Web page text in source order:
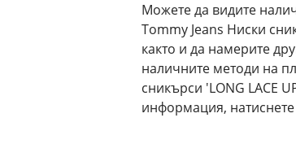
Можете да видите
Tommy Jeans Ниски
както и да намерите
наличните методи на
сникърси 'LONG LACE
информация, натиснете